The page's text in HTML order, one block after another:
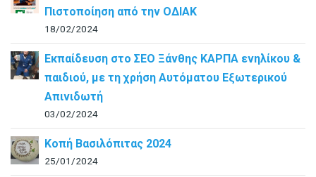
Πιστοποίηση από την ΟΔΙΑΚ
18/02/2024
Εκπαίδευση στο ΣΕΟ Ξάνθης ΚΑΡΠΑ ενηλίκου &
παιδιού, με τη χρήση Αυτόματου Εξωτερικού
Απινιδωτή
03/02/2024
Κοπή Βασιλόπιτας 2024
25/01/2024